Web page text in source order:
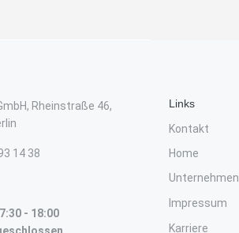
Rheinstraße 46,
14 38
- 18:00
Links
Kontakt
Home
Unternehmen
Impressum
Karriere